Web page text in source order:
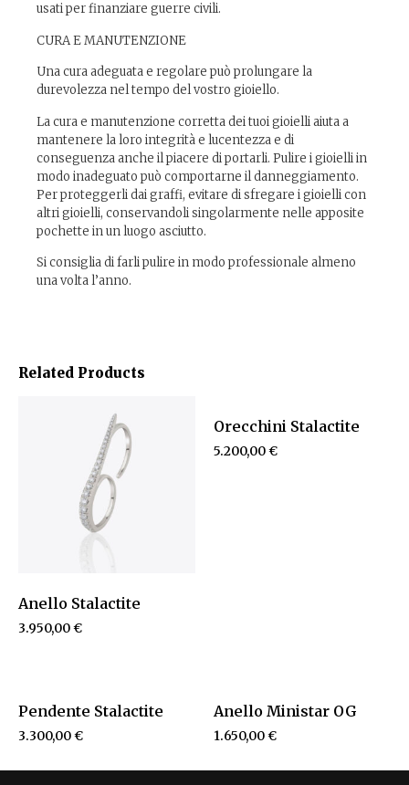
usati per finanziare guerre civili.
CURA E MANUTENZIONE
Una cura adeguata e regolare può prolungare la
durevolezza nel tempo del vostro gioiello.
La cura e manutenzione corretta dei tuoi gioielli aiuta a
mantenere la loro integrità e lucentezza e di
conseguenza anche il piacere di portarli. Pulire i gioielli in
modo inadeguato può comportarne il danneggiamento.
Per proteggerli dai graffi, evitare di sfregare i gioielli con
altri gioielli, conservandoli singolarmente nelle apposite
pochette in un luogo asciutto.
Si consiglia di farli pulire in modo professionale almeno
una volta l’anno.
Related Products
Anello Stalactite
3.950,00€
Orecchini Stalactite
5.200,00€
Pendente Stalactite
3.300,00€
Anello Ministar OG
1.650,00€